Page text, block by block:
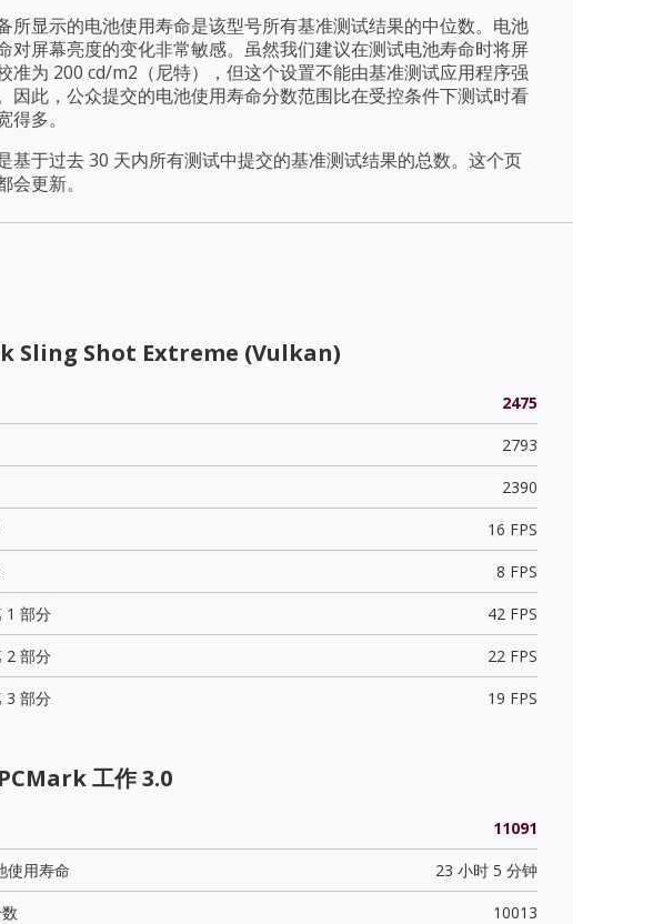
所显示的电池使用寿命是该型号所有基准测试结果的中位数。电池
对屏幕亮度的变化非常敏感。虽然我们建议在测试电池寿命时将屏
准为 200 cd/m2（尼特），但这个设置不能由基准测试应用程序强
因此，公众提交的电池使用寿命分数范围比在受控条件下测试时看
得多。
基于过去 30 天内所有测试中提交的基准测试结果的总数。这个页
会更新。
Sling Shot Extreme (Vulkan)
2475
2793
2390
16 FPS
8 FPS
1 部分
42 FPS
2 部分
22 FPS
3 部分
19 FPS
工作 3.0
11091
使用寿命
23 小时 5 分钟
10013